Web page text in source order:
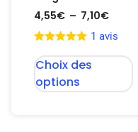
4,55€ – 7,10€
1 avis
Choix des
options